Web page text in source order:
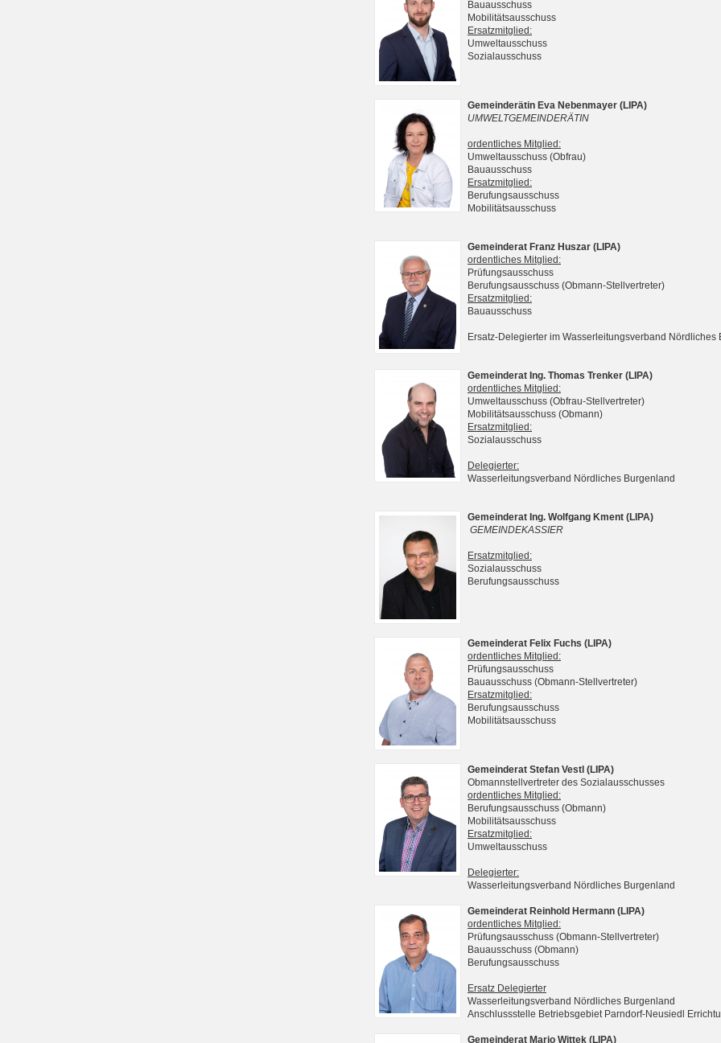
Bauausschuss
Mobilitätsausschuss
Ersatzmitglied:
Umweltausschuss
Sozialausschuss
Gemeinderätin Eva Nebenmayer (LIPA)
UMWELTGEMEINDERÄTIN
ordentliches Mitglied:
Umweltausschuss (Obfrau)
Bauausschuss
Ersatzmitglied:
Berufungsausschuss
Mobilitätsausschuss
Gemeinderat Franz Huszar (LIPA)
ordentliches Mitglied:
Prüfungsausschuss
Berufungsausschuss (Obmann-Stellvertreter)
Ersatzmitglied:
Bauausschuss
Ersatz-Delegierter im Wasserleitungsverband Nördliches
Gemeinderat Ing. Thomas Trenker (LIPA)
ordentliches Mitglied:
Umweltausschuss (Obfrau-Stellvertreter)
Mobilitätsausschuss (Obmann)
Ersatzmitglied:
Sozialausschuss
Delegierter:
Wasserleitungsverband Nördliches Burgenland
Gemeinderat Ing. Wolfgang Kment (LIPA)
GEMEINDEKASSIER
Ersatzmitglied:
Sozialausschuss
Berufungsausschuss
Gemeinderat Felix Fuchs (LIPA)
ordentliches Mitglied:
Prüfungsausschuss
Bauausschuss (Obmann-Stellvertreter)
Ersatzmitglied:
Berufungsausschuss
Mobilitätsausschuss
Gemeinderat Stefan Vestl (LIPA)
Obmannstellvertreter des Sozialausschusses
ordentliches Mitglied:
Berufungsausschuss (Obmann)
Mobilitätsausschuss
Ersatzmitglied:
Umweltausschuss
Delegierter:
Wasserleitungsverband Nördliches Burgenland
Gemeinderat Reinhold Hermann (LIPA)
ordentliches Mitglied:
Prüfungsausschuss (Obmann-Stellvertreter)
Bauausschuss (Obmann)
Berufungsausschuss
Ersatz Delegierter
Wasserleitungsverband Nördliches Burgenland
Anschlussstelle Betriebsgebiet Parndorf-Neusiedl
Gemeinderat Mario Wittek (LIPA)